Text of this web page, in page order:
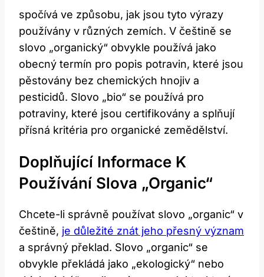
spočívá ve způsobu, jak jsou tyto výrazy
používány v různých zemích. V češtině se
slovo „organický“ obvykle používá jako
obecný termín pro popis potravin, které jsou
pěstovány bez chemických hnojiv a
pesticidů. Slovo „bio“ se používá pro
potraviny, které jsou certifikovány a splňují
přísná kritéria pro organické zemědělství.
Doplňující Informace K
Používání Slova „organic“
Chcete-li správně používat slovo „organic“ v
češtině, je důležité znát jeho přesný význam
a správný překlad. Slovo „organic“ se
obvykle překládá jako „ekologický“ nebo